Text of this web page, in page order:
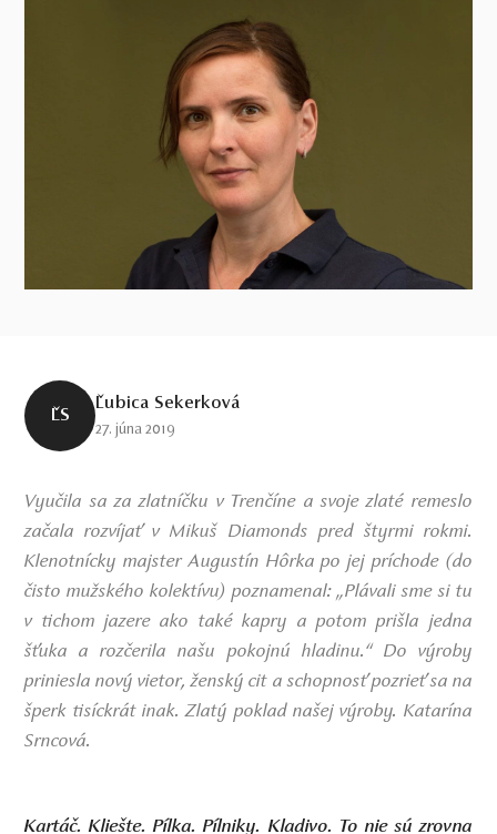
ĽS
Ľubica Sekerková
27. júna 2019
Vyučila sa za zlatníčku v Trenčíne a svoje zlaté remeslo
začala rozvíjať v Mikuš Diamonds pred štyrmi rokmi.
Klenotnícky majster Augustín Hôrka po jej príchode (do
čisto mužského kolektívu) poznamenal: „Plávali sme si tu
v tichom jazere ako také kapry a potom prišla jedna
šťuka a rozčerila našu pokojnú hladinu.“ Do výroby
priniesla nový vietor, ženský cit a schopnosť pozrieť sa na
šperk tisíckrát inak. Zlatý poklad našej výroby. Katarína
Srncová.
Kartáč. Kliešte. Pílka. Pílniky. Kladivo. To nie sú zrovna